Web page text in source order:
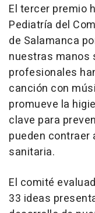
El tercer premio
Pediatría del
de Salamanca
nuestras manos
profesionales
canción con
promueve la
clave para
pueden
sanitaria.
El comité
33 ideas